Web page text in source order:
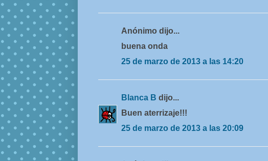
Anónimo dijo...
buena onda
25 de marzo de 2013 a las 14:20
Blanca B dijo...
Buen aterrizaje!!!
25 de marzo de 2013 a las 20:09